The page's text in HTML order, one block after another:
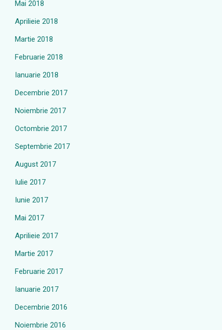
Mai 2018
Aprilieie 2018
Martie 2018
Februarie 2018
Ianuarie 2018
Decembrie 2017
Noiembrie 2017
Octombrie 2017
Septembrie 2017
August 2017
Iulie 2017
Iunie 2017
Mai 2017
Aprilieie 2017
Martie 2017
Februarie 2017
Ianuarie 2017
Decembrie 2016
Noiembrie 2016